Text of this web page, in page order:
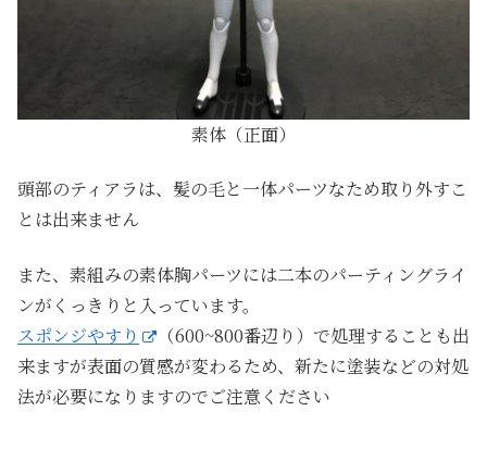
素体（正面）
頭部のティアラは、髪の毛と一体パーツなため取り外すこ
とは出来ません
また、素組みの素体胸パーツには二本のパーティングライ
ンがくっきりと入っています。
スポンジやすり
（600~800番辺り）で処理することも出
来ますが表面の質感が変わるため、新たに塗装などの対処
法が必要になりますのでご注意ください